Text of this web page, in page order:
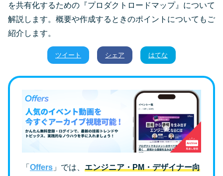
を共有化するための『プロダクトロードマップ』について
解説します。概要や作成するときのポイントについてもご
紹介します。
ツイート シェア はてな
「 Offers 」では、 エンジニア・PM・デザイナー向